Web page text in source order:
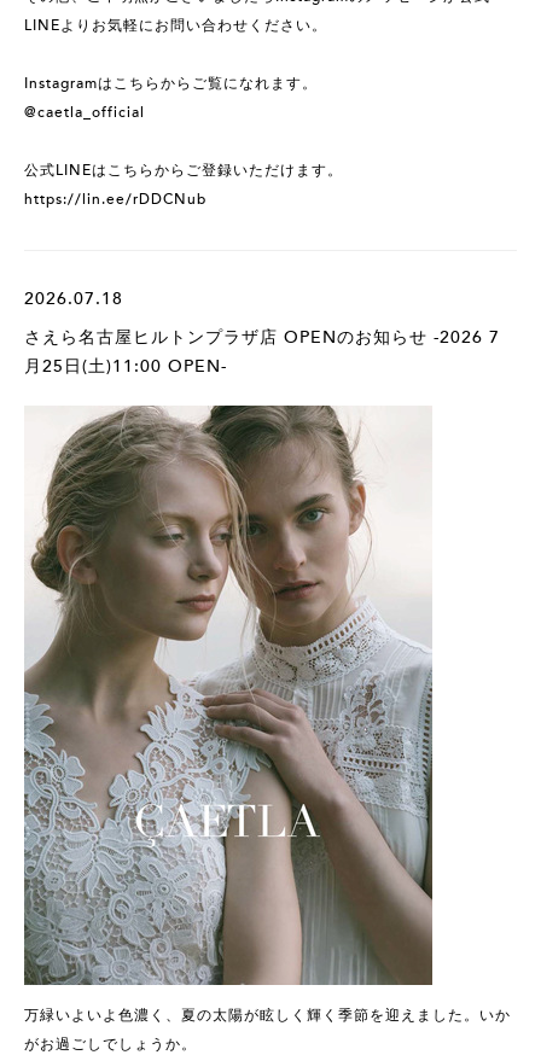
LINEよりお気軽にお問い合わせください。
Instagramはこちらからご覧になれます。
@caetla_official
公式LINEはこちらからご登録いただけます。
https://lin.ee/rDDCNub
2026.07.18
さえら名古屋ヒルトンプラザ店 OPENのお知らせ -2026 7
月25日(土)11:00 OPEN-
万緑いよいよ色濃く、夏の太陽が眩しく輝く季節を迎えました。いか
がお過ごしでしょうか。